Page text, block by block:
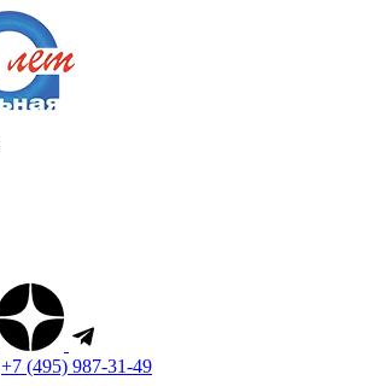
+7 (495) 987-31-49